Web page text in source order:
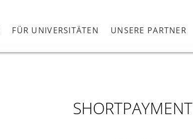
FÜR UNIVERSITÄTEN UNSERE PARTNER
SHORTPAYMENT